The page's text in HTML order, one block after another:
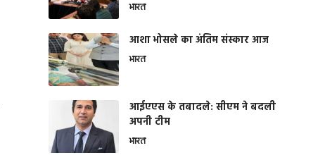
भारत
आशा भोसले का अंतिम संस्कार आज
भारत
आईएएस के तबादले: सीएम ने बदली
अपनी टीम
भारत